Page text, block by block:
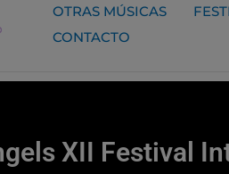
OTRAS MÚSICAS
CONTACTO
XII Festival